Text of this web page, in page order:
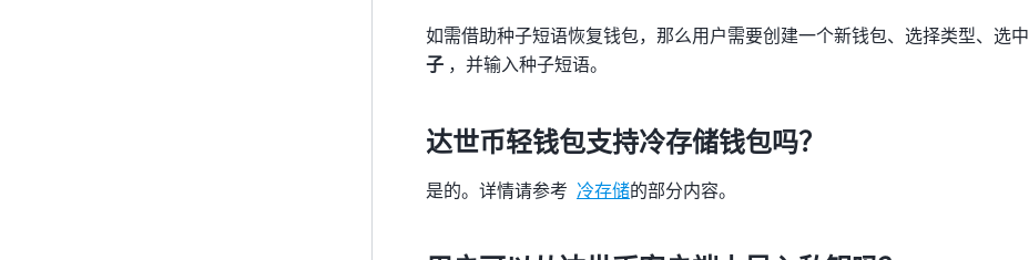
如需借助种子短语恢复钱包，那么用户需要创建一个新钱包、选择类型、选中
子 ，并输入种子短语。
达世币轻钱包支持冷存储钱包吗？
是的。详情请参考 冷存储的部分内容。